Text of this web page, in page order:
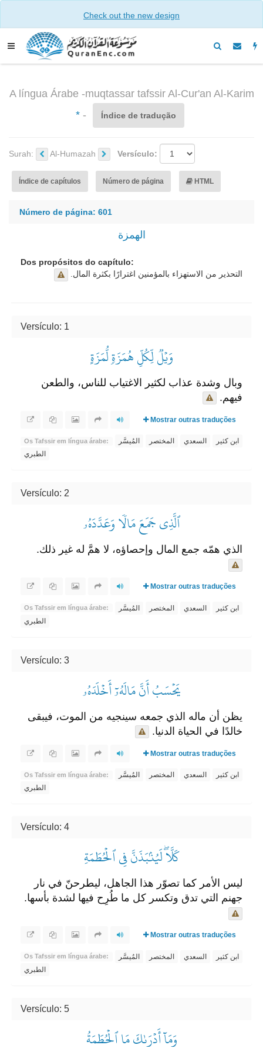
Check out the new design
A língua Árabe -muqtassar tafssir Al-Cur'an Al-Karim
*- Índice de tradução
Surah: Al-Humazah Versículo:
Índice de capítulos Número de página HTML
Número de página: 601
الهمزة
Dos propósitos do capítulo:
التحذير من الاستهزاء بالمؤمنين اغترارًا بكثرة المال.
Versículo: 1
وَيۡلٞ لِّكُلِّ هُمَزَةٖ لُّمَزَةٍ
وبال وشدة عذاب لكثير الاغتياب للناس، والطعن
فيهم.
Mostrar outras traduções
Os Tafssir em língua árabe: المُيسَّر المختصر السعدي
ابن كثير
الطبري
Versículo: 2
ٱلَّذِي جَمَعَ مَالٗا وَعَدَّدَهُۥ
الذي همّه جمع المال وإحصاؤه، لا همَّ له غير ذلك.
Mostrar outras traduções
Os Tafssir em língua árabe: المُيسَّر المختصر السعدي
ابن كثير
الطبري
Versículo: 3
يَحۡسَبُ أَنَّ مَالَهُۥٓ أَخۡلَدَهُۥ
يظن أن ماله الذي جمعه سينجيه من الموت، فيبقى
خالدًا في الحياة الدنيا.
Mostrar outras traduções
Os Tafssir em língua árabe: المُيسَّر المختصر السعدي
ابن كثير
الطبري
Versículo: 4
كَلَّاۖ لَيُنۢبَذَنَّ فِي ٱلۡحُطَمَةِ
ليس الأمر كما تصوّر هذا الجاهل، ليطرحنّ في نار
جهنم التي تدق وتكسر كل ما طُرِح فيها لشدة بأسها.
Mostrar outras traduções
Os Tafssir em língua árabe: المُيسَّر المختصر السعدي
ابن كثير
الطبري
Versículo: 5
وَمَآ أَدۡرَىٰكَ مَا ٱلۡحُطَمَةُ